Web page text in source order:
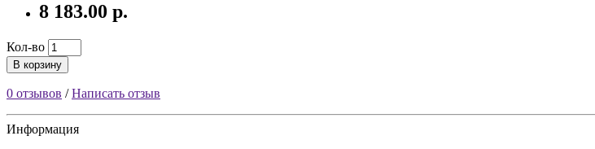
8 183.00 р.
Кол-во
В корзину
0 отзывов /Написать отзыв
Информация